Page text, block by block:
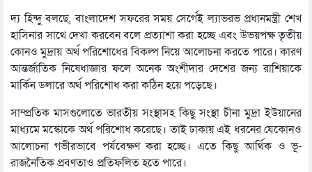
দ্য হিন্দু বলছে, বাংলাদেশ সফরের সময় সের্গেই ল্যাভরভ প্রধানমন্ত্রী শেখ
হাসিনার সাথে দেখা করবেন বলে প্রত্যাশা করা হচ্ছে এবং উভয়পক্ষ তৃতীয়
কোনও মুদ্রায় অর্থ পরিশোধের বিকল্প নিয়ে আলোচনা করতে পারে। কারণ
আন্তর্জাতিক নিষেধাজ্ঞার ফলে অনেক অংশীদার দেশের জন্য রাশিয়াকে
মার্কিন ডলারে অর্থ পরিশোধ করা কঠিন হয়ে পড়েছে।
সাম্প্রতিক মাসগুলোতে ভারতীয় সংস্থাসহ কিছু সংস্থা চীনা মুদ্রা ইউয়ানের
মাধ্যমে মস্কোকে অর্থ পরিশোধ করেছে। তাই ঢাকায় এই ধরনের যেকোনও
আলোচনা গভীরভাবে পর্যবেক্ষণ করা হচ্ছে। এতে কিছু আর্থিক ও ভূ-
রাজনৈতিক প্রবণতাও প্রতিফলিত হতে পারে।